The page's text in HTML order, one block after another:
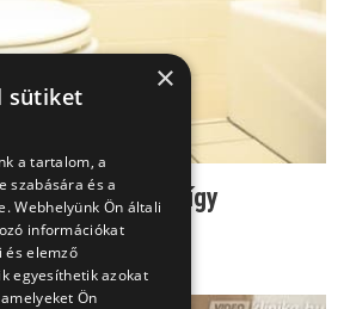
gyerekeknél - így
ell...
×
sütiket
a tartalom, a
szabására és a
Webhelyünk Ön általi
információkat
és elemző
egyesíthetik azokat
Ön